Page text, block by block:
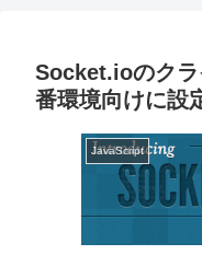
Socket.ioのクラ
番環境向けに設
JavaScript